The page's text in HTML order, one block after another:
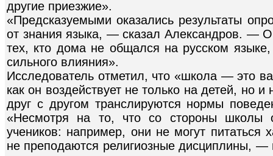
другие приезжие».
«Предсказуемыми оказались результаты
от знания языка, — сказал Александров. —
тех, кто дома не общался на русском
сильного влияния».
Исследователь отметил, что «школа — это
как он воздействует не только на детей, но
друг с другом транслируются нормы
«Несмотря на то, что со стороны школы
учеников: например, они не могут питаться
не преподаются религиозные дисциплины,